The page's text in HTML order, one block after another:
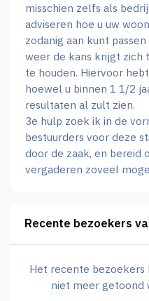
misschien zelfs als
adviseren hoe u uw
zodanig aan kunt
weer de kans krijgt zich
te houden. Hiervoor
hoewel u binnen 1 1/2
resultaten al zult zien.
3e hulp zoek ik in de
bestuurders voor deze
door de zaak, en bereid
vergaderen zoveel
Recente bezoekers
Het recente bezoekers
niet meer getoond